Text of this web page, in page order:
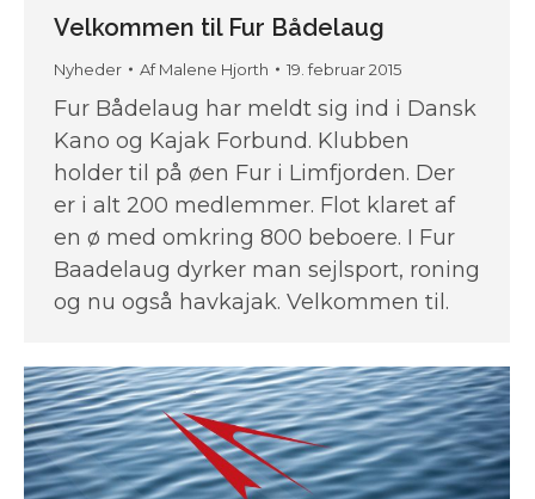
Velkommen til Fur Bådelaug
Nyheder AfMalene Hjorth 19. februar 2015
Fur Bådelaug har meldt sig ind i Dansk
Kano og Kajak Forbund. Klubben
holder til på øen Fur i Limfjorden. Der
er i alt 200 medlemmer. Flot klaret af
en ø med omkring 800 beboere. I Fur
Baadelaug dyrker man sejlsport, roning
og nu også havkajak. Velkommen til.